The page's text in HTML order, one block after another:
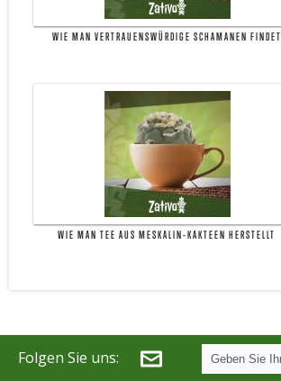
WIE MAN VERTRAUENSWÜRDIGE SCHAMANEN FINDET
WIE MAN TEE AUS MESKALIN-KAKTEEN HERSTELLT
Folgen Sie uns: